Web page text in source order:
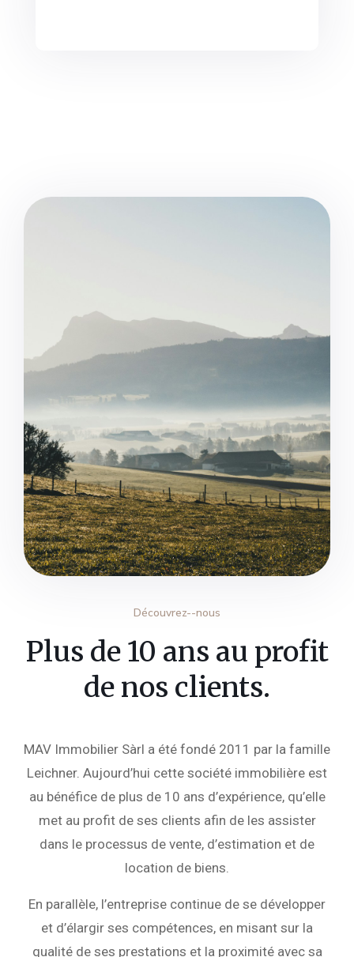
Découvrez--nous
Plus de 10 ans au profit
de nos clients.
MAV Immobilier Sàrl a été fondé 2011 par la famille
Leichner. Aujourd’hui cette société immobilière est
au bénéfice de plus de 10 ans d’expérience, qu’elle
met au profit de ses clients afin de les assister
dans le processus de vente, d’estimation et de
location de biens.
En parallèle, l’entreprise continue de se développer
et d’élargir ses compétences, en misant sur la
qualité de ses prestations et la proximité avec sa